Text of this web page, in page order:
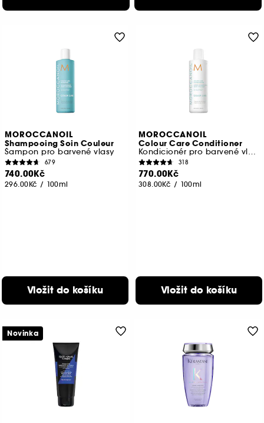
MOROCCANOIL
Shampooing Soin Couleur
Šampon pro barvené vlasy
679
740.00Kč
296.00Kč / 100ml
Vložit do košíku
MOROCCANOIL
Colour Care Conditioner
Kondicionér pro barvené vlasy
318
770.00Kč
308.00Kč / 100ml
Vložit do košíku
Novinka